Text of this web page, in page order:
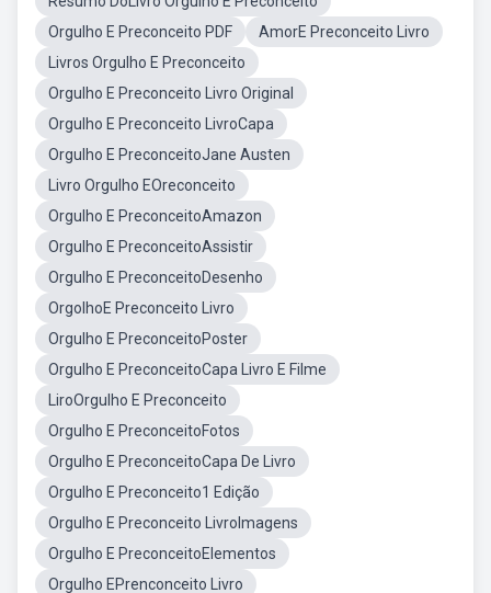
Orgulho E Preconceito PDF
AmorE Preconceito Livro
Livros Orgulho E Preconceito
Orgulho E Preconceito Livro Original
Orgulho E Preconceito LivroCapa
Orgulho E PreconceitoJane Austen
Livro Orgulho EOreconceito
Orgulho E PreconceitoAmazon
Orgulho E PreconceitoAssistir
Orgulho E PreconceitoDesenho
OrgolhoE Preconceito Livro
Orgulho E PreconceitoPoster
Orgulho E PreconceitoCapa Livro E Filme
LiroOrgulho E Preconceito
Orgulho E PreconceitoFotos
Orgulho E PreconceitoCapa De Livro
Orgulho E Preconceito1 Edição
Orgulho E Preconceito LivroImagens
Orgulho E PreconceitoElementos
Orgulho EPrenconceito Livro